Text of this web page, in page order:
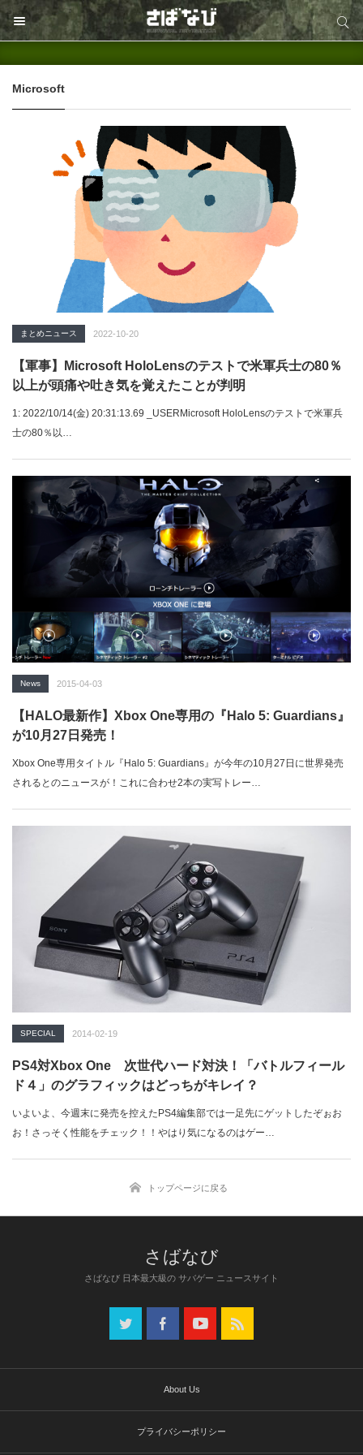
サイト内検索
Microsoft
まとめニュース 2022-10-20
【軍事】Microsoft HoloLensのテストで米軍兵士の80％
以上が頭痛や吐き気を覚えたことが判明
1: 2022/10/14(金) 20:31:13.69 _USERMicrosoft HoloLensのテストで米軍兵
士の80％以…
News 2015-04-03
【HALO最新作】Xbox One専用の『Halo 5: Guardians』
が10月27日発売！
Xbox One専用タイトル『Halo 5: Guardians』が今年の10月27日に世界発売
されるとのニュースが！これに合わせ2本の実写トレー…
SPECIAL 2014-02-19
PS4対Xbox One 次世代ハード対決！「バトルフィール
ド４」のグラフィックはどっちがキレイ？
いよいよ、今週末に発売を控えたPS4編集部では一足先にゲットしたぞぉお
お！さっそく性能をチェック！！やはり気になるのはゲー…
トップページに戻る
さばなび 日本最大級の サバゲー ニュースサイト
About Us
プライバシーポリシー
サイト内検索